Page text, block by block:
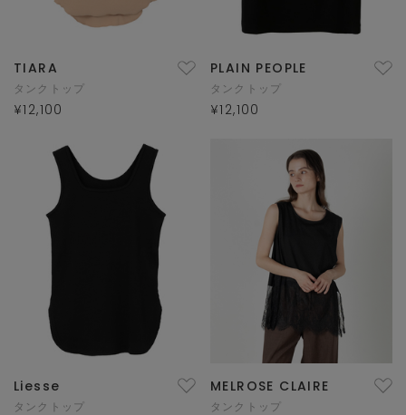
TIARA
タンクトップ
¥12,100
PLAIN PEOPLE
タンクトップ
¥12,100
Liesse
タンクトップ
MELROSE CLAIRE
タンクトップ